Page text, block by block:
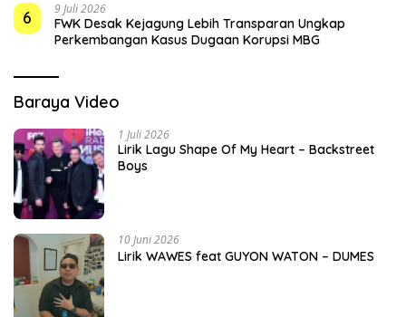
6 9 Juli 2026
FWK Desak Kejagung Lebih Transparan Ungkap
Perkembangan Kasus Dugaan Korupsi MBG
Baraya Video
1 Juli 2026
Lirik Lagu Shape Of My Heart – Backstreet
Boys
10 Juni 2026
Lirik WAWES feat GUYON WATON – DUMES